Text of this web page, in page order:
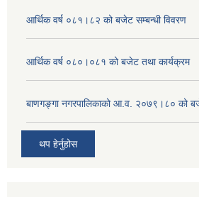
आर्थिक वर्ष ०८१।८२ को बजेट सम्बन्धी विवरण
आर्थिक वर्ष ०८०।०८१ को बजेट तथा कार्यक्रम
बाणगङ्गा नगरपालिकाको आ.व. २०७९।८० को
थप हेर्नुहोस